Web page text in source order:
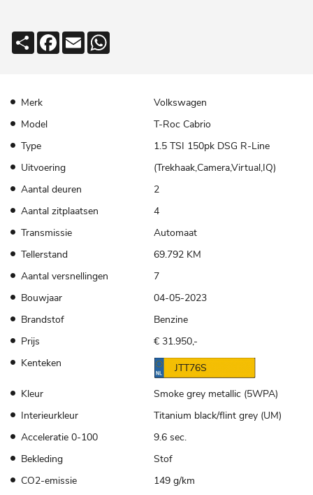
DeelFacebook
Email
Merk
Volkswagen
Model
T-Roc Cabrio
Type
1.5 TSI 150pk DSG R-Line
Uitvoering
(Trekhaak,Camera,Virtual,IQ)
Aantal deuren
2
Aantal zitplaatsen
4
Transmissie
Automaat
Tellerstand
69.792 KM
Aantal versnellingen
7
Bouwjaar
04-05-2023
Brandstof
Benzine
Prijs
€ 31.950,-
Kenteken
JTT76S
Kleur
Smoke grey metallic (5WPA)
Interieurkleur
Titanium black/flint grey (UM)
Acceleratie 0-100
9.6 sec.
Bekleding
Stof
CO2-emissie
149 g/km